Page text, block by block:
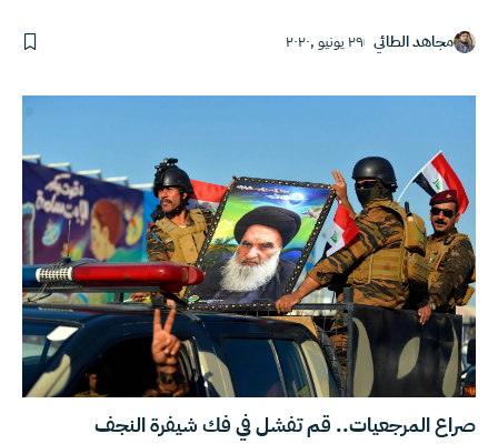
مجاهد الطائي ٢٩ يونيو ,٢٠٢٠
صراع المرجعيات.. قم تفشل في فك شيفرة النجف